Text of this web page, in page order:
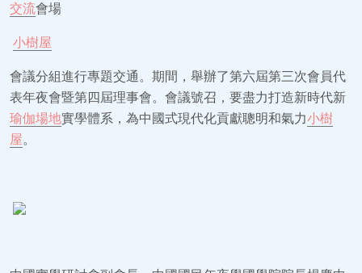
交流會場
小樹屋
會議分組進行專題交通。期間，舉辦了第六屆第三次會員代
表年夜會暨第四屆理事會。會議號召，要盡力打造新時代新
瑜伽場地實學體系，為中國式現代化貢獻聰明和氣力小樹
屋。